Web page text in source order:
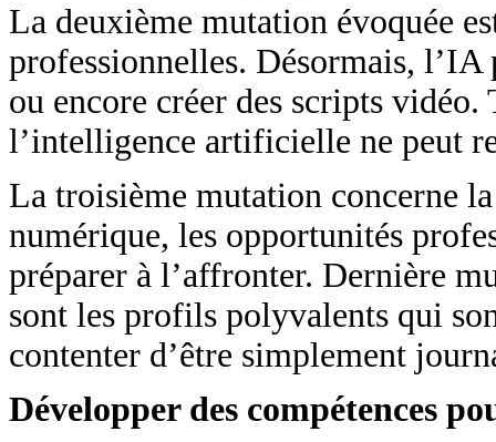
La deuxième mutation évoquée
professionnelles. Désormais, l’IA
ou encore créer des scripts
l’intelligence artificielle ne peut
La troisième mutation concerne
numérique, les opportunités
préparer à l’affronter. Dernière
sont les profils polyvalents qui
contenter d’être simplement
Développer des compétences